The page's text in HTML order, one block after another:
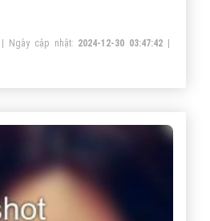
| Ngày cập nhật: 2024-12-30 03:47:42